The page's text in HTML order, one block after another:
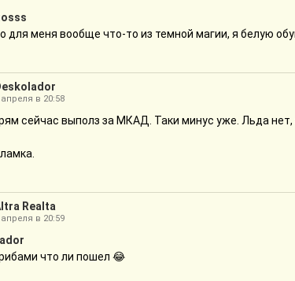
для меня вообще что-то из темной магии, я белую
апреля в 20:58
сейчас выполз за МКАД. Таки минус уже. Льда
Realta
апреля в 20:59
что ли пошел 😂